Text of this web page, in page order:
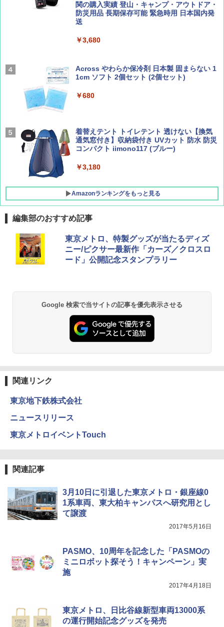
Coyote No.89 特集 星野道夫 夢見る旅
AIRLINE（エアライン）2026年9月号【特
A26 地球の歩き方 チェコ ポーランド スロヴ
ァキア 2026～2027 地球の歩き方A ヨーロッ
新しい日本地理 地図・統計・移動から読み
500002(88859)
￥5,999
ーティング フルクローズ メッシュ 3-4人用
簡単設置 ポップアップテント エクルベージ
[キャンパーズコレクション 山善] 傘みたいに
広げるだけ パッとサッとテント キューブワ
イドプラス ブラックコーティング フルクロ
テント PATCW-200B エクルベージュ
￥15,990
関の購入実績 登山・キャンプ・アウトドア・
防災用品 長期保存可能 緊急時用 日本国内発
送
￥3,680
Across やわらか保冷剤 日本製 固まらない 1
1cm ソフト 2個セット (2個セット)
￥680
着替えテント トイレテント 透けない【換気
通気窓付き】収納袋付き UVカット 防水 防災
コンパクト iimono117 (ブルー)
￥3,180
Amazonランキングをもっと見る
編集部のおすすめ記事
東京メトロ、特製グッズが当たるディズ
ニー/ピクサー最新作「カーズ／クロスロ
ード」公開記念スタンプラリー
Google 検索で当サイトの記事を優先表示させる
関連リンク
東京地下鉄株式会社
ニュースリリース
東京メトロイベントTouch
関連記事
3月10日に引退した東京メトロ・銀座線0
1系車両、東大柏キャンパスへ研究用とし
て譲渡
2017年5月16日
PASMO、10周年を記念した「PASMOの
ミニロボット探そう！キャンペーン」実
施
2017年4月18日
東京メトロ、日比谷線新型車両13000系
の運行開始記念グッズを発売